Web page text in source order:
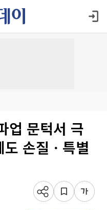
업 문턱서 극
손질ㆍ특별